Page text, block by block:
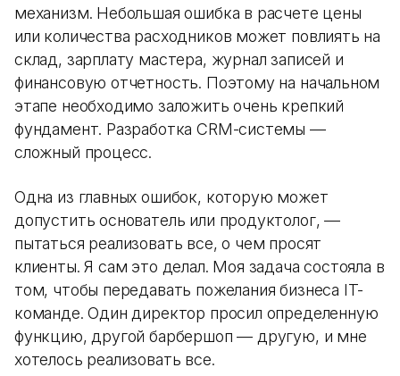
механизм. Небольшая ошибка в расчете цены
или количества расходников может повлиять на
склад, зарплату мастера, журнал записей и
финансовую отчетность. Поэтому на начальном
этапе необходимо заложить очень крепкий
фундамент. Разработка CRM-системы —
сложный процесс.
Одна из главных ошибок, которую может
допустить основатель или продуктолог, —
пытаться реализовать все, о чем просят
клиенты. Я сам это делал. Моя задача состояла в
том, чтобы передавать пожелания бизнеса IT-
команде. Один директор просил определенную
функцию, другой барбершоп — другую, и мне
хотелось реализовать все.